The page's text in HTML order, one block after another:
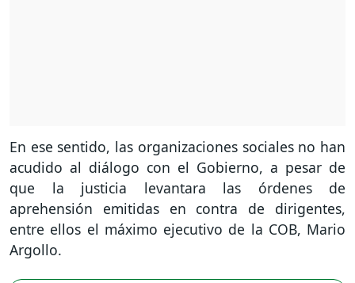
En ese sentido, las organizaciones sociales no han
acudido al diálogo con el Gobierno, a pesar de
que la justicia levantara las órdenes de
aprehensión emitidas en contra de dirigentes,
entre ellos el máximo ejecutivo de la COB, Mario
Argollo.